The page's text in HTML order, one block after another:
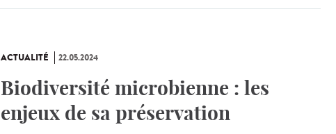
ACTUALITÉ 22.05.2024
Biodiversité microbienne : les
enjeux de sa préservation